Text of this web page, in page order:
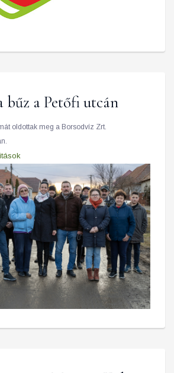
bűz a Petőfi utcán
oldottak meg a Borsodvíz Zrt.